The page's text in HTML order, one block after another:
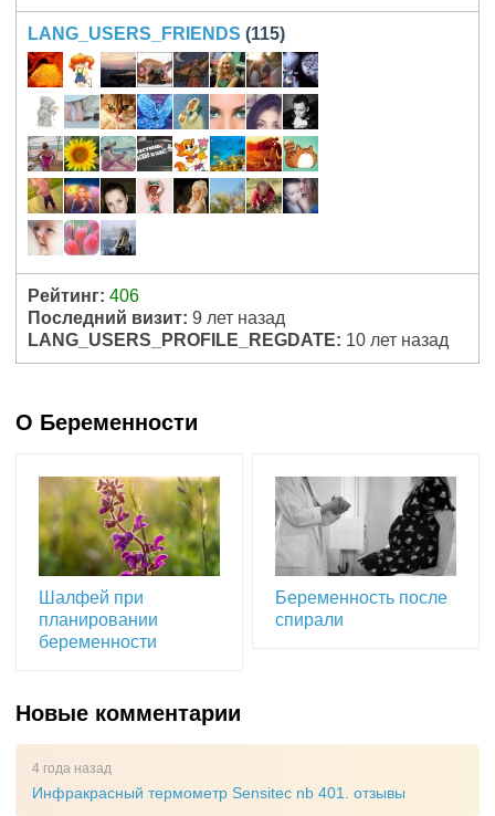
LANG_USERS_FRIENDS (115)
Рейтинг: 406
Последний визит: 9 лет назад
LANG_USERS_PROFILE_REGDATE: 10 лет назад
О Беременности
Шалфей при
планировании
беременности
Беременность после
спирали
Новые комментарии
4 года назад
Инфракрасный термометр Sensitec nb 401. отзывы